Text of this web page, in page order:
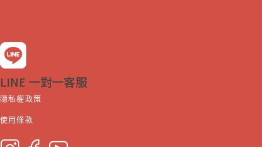
LINE 一對一客服
隱私權政策
使用條款